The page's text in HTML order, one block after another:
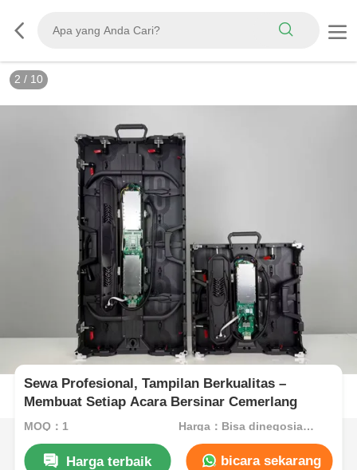
3 / 10
Sewa Profesional, Tampilan Berkualitas –
Membuat Setiap Acara Bersinar Cemerlang
MOQ：1 Harga：Bisa dinegosiasikan
Harga terbaik bicara sekarang